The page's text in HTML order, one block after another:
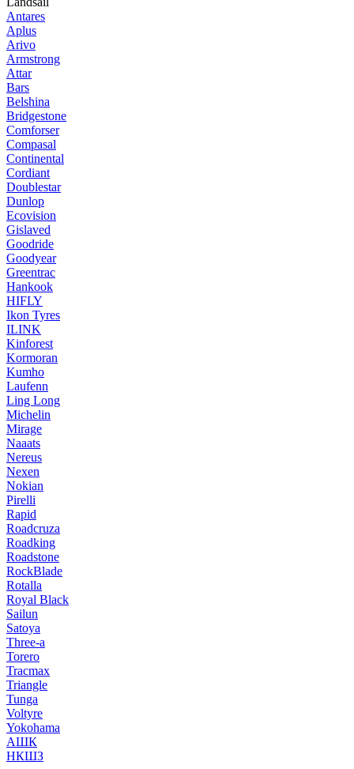
Antares
Aplus
Arivo
Armstrong
Attar
Bars
Belshina
Bridgestone
Comforser
Compasal
Continental
Cordiant
Doublestar
Dunlop
Ecovision
Gislaved
Goodride
Goodyear
Greentrac
Hankook
HIFLY
Ikon Tyres
ILINK
Kinforest
Kormoran
Kumho
Laufenn
Ling Long
Michelin
Mirage
Naaats
Nereus
Nexen
Nokian
Pirelli
Rapid
Roadcruza
Roadking
Roadstone
RockBlade
Rotalla
Royal Black
Sailun
Satoya
Three-a
Torero
Tracmax
Triangle
Tunga
Voltyre
Yokohama
АШК
НКШЗ